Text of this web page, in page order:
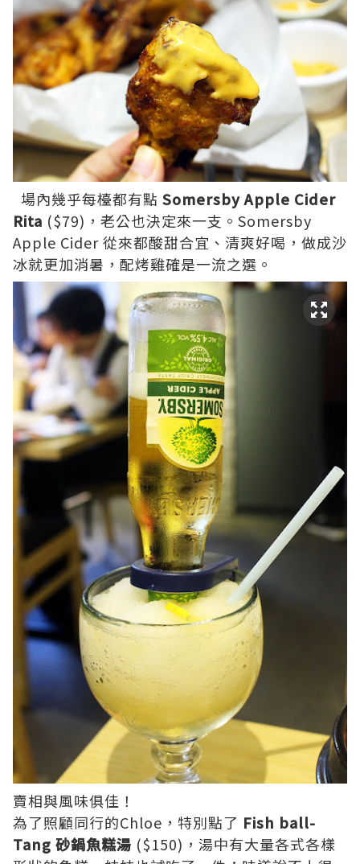
場內幾乎每檯都有點 Somersby Apple Cider
Rita ($79)，老公也決定來一支。Somersby
Apple Cider 從來都酸甜合宜、清爽好喝，做成沙
冰就更加消暑，配烤雞確是一流之選。
賣相與風味俱佳！
為了照顧同行的Chloe，特別點了 Fish ball-
Tang 砂鍋魚糕湯 ($150)，湯中有大量各式各樣